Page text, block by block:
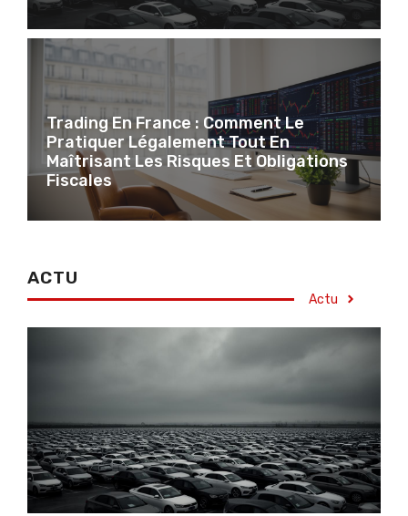
Trading En France : Comment Le
Pratiquer Légalement Tout En
Maîtrisant Les Risques Et Obligations
Fiscales
ACTU
Actu